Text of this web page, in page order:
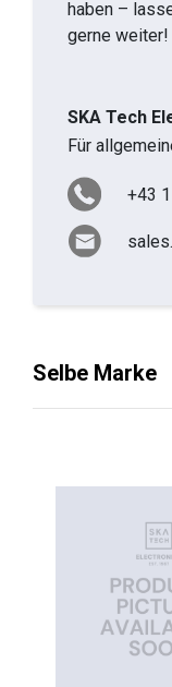
haben –
gerne weiter!
SKA Tech
Für
+43
Selbe Marke